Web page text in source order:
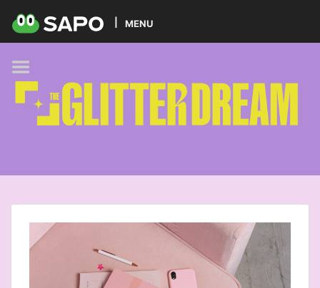
MENU
HOME
PODCAST
GLITTER BRANDS
KIDS
TREND
BEAUTY